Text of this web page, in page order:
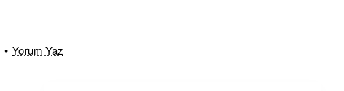
• Yorum Yaz